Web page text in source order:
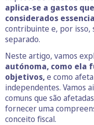
aplica-se a gastos
considerados
contribuinte e, por isso,
separado.
Neste artigo, vamos
autónoma, como ela
objetivos,e como
independentes. Vamos
comuns que são
fornecer uma
conceito fiscal.